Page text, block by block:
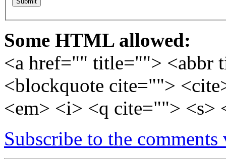
Some HTML allowed:
<a href="" title=""> <abbr
<blockquote cite="">
<em> <i> <q cite=""> <s>
Subscribe to the comments